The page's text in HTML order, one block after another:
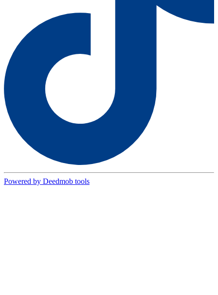
Powered by Deedmob tools